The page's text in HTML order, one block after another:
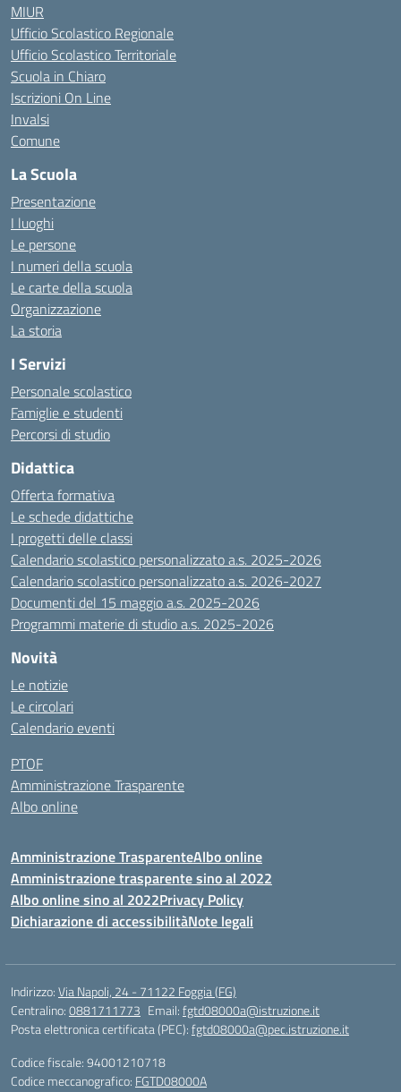
MIUR
Ufficio Scolastico Regionale
Ufficio Scolastico Territoriale
Scuola in Chiaro
Iscrizioni On Line
Invalsi
Comune
La Scuola
Presentazione
I luoghi
Le persone
I numeri della scuola
Le carte della scuola
Organizzazione
La storia
I Servizi
Personale scolastico
Famiglie e studenti
Percorsi di studio
Didattica
Offerta formativa
Le schede didattiche
I progetti delle classi
Calendario scolastico personalizzato a.s. 2025-2026
Calendario scolastico personalizzato a.s. 2026-2027
Documenti del 15 maggio a.s. 2025-2026
Programmi materie di studio a.s. 2025-2026
Novità
Le notizie
Le circolari
Calendario eventi
PTOF
Amministrazione Trasparente
Albo online
Amministrazione TrasparenteAlbo online
Amministrazione trasparente sino al 2022
Albo online sino al 2022Privacy Policy
Dichiarazione di accessibilitàNote legali
Indirizzo:Via Napoli, 24 - 71122 Foggia (FG)
Centralino:0881711773 Email:fgtd08000a@istruzione.it
Posta elettronica certificata (PEC):fgtd08000a@pec.istruzione.it
Codice fiscale: 94001210718
Codice meccanografico: FGTD08000A